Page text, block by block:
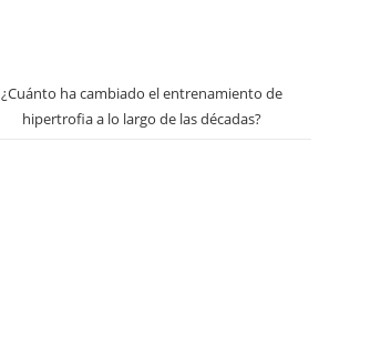
¿Cuánto ha cambiado el entrenamiento de
hipertrofia a lo largo de las décadas?